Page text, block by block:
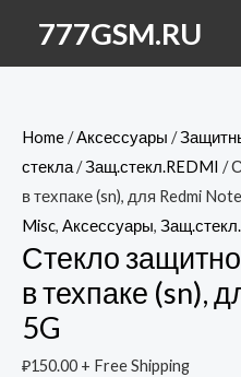
содержимому
777GSM.RU
Home/Аксессуары /
стекла/Защ.стекл.REDMI /
в техпаке (sn), для Redmi
Misc, Аксессуары,
Стекло
в техпаке (sn),
5G
₽150.00 + Free Shipping